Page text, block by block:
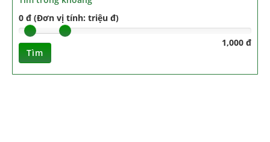
0 đ (Đơn vị tính: triệu đ)
1,000 đ
Tìm